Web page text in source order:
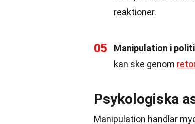
reaktioner.
05 Manipulation i
kan ske genom
Psykologiska
Manipulation handlar